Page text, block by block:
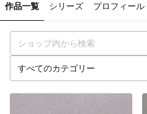
作品一覧 シリーズ プロフィール